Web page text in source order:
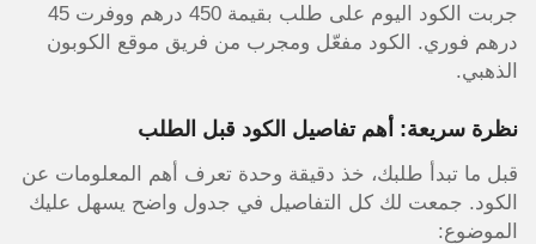
جربت الكود اليوم على طلب بقيمة 450 درهم ووفرت 45
درهم فوري. الكود مفعّل ومجرب من فريق موقع الكوبون
الذهبي.
نظرة سريعة: أهم تفاصيل الكود قبل الطلب
قبل ما تبدأ طلبك، خذ دقيقة وحدة تعرف أهم المعلومات عن
الكود. جمعت لك كل التفاصيل في جدول واضح يسهل عليك
الموضوع: